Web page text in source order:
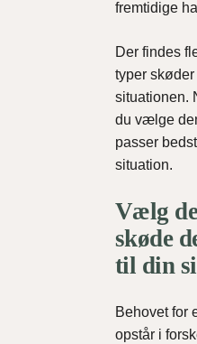
fremtidige
Der findes
typer
situationen.
du vælge
passer
situation.
Vælg
skøde
til din
Behovet for
opstår i